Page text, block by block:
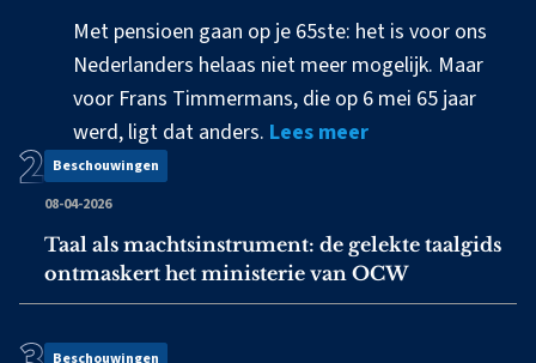
Met pensioen gaan op je 65ste: het is voor ons
Nederlanders helaas niet meer mogelijk. Maar
voor Frans Timmermans, die op 6 mei 65 jaar
werd, ligt dat anders. Lees meer
Beschouwingen
08-04-2026
Taal als machtsinstrument: de gelekte taalgids
ontmaskert het ministerie van OCW